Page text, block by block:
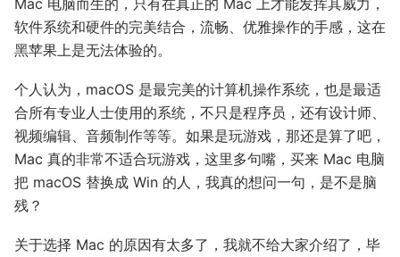
软件系统和硬件的完美结合，流畅、优雅操作的手感，这在
黑苹果上是无法体验的。
个人认为，macOS 是最完美的计算机操作系统，也是最适
合所有专业人士使用的系统，不只是程序员，还有设计师、
视频编辑、音频制作等等。如果是玩游戏，那还是算了吧，
Mac 真的非常不适合玩游戏，这里多句嘴，买来 Mac 电脑
把 macOS 替换成 Win 的人，我真的想问一句，是不是脑
残？
关于选择 Mac 的原因有太多了，我就不给大家介绍了，毕